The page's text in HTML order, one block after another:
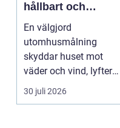
hållbart och
vackert resultat
En välgjord
utomhusmålning
skyddar huset mot
väder och vind, lyfter
helhetsintrycket...
30 juli 2026